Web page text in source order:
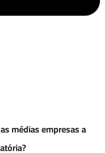
médias empresas a